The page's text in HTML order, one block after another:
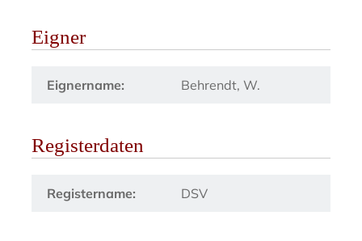
Eigner
Eignername: Behrendt, W.
Registerdaten
Registername: DSV